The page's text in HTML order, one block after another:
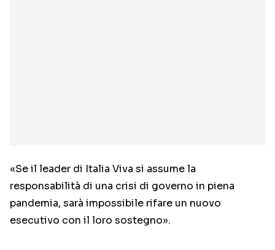
«Se il leader di Italia Viva si assume la
responsabilità di una crisi di governo in piena
pandemia, sarà impossibile rifare un nuovo
esecutivo con il loro sostegno».